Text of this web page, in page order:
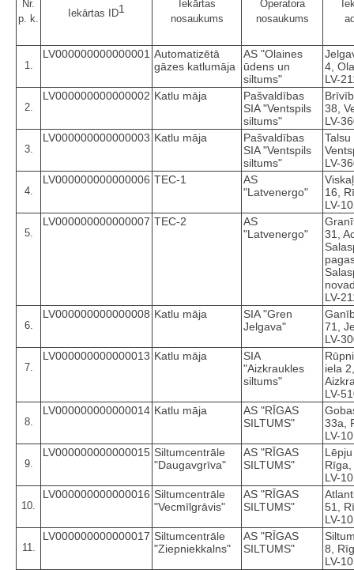
Nr.
p. k.
Iekārtas ID1
Iekārtas
nosaukums
Operatora
nosaukums
1.
LV000000000000001 Automatizētā
gāzes katlumāja
AS "Olaines
ūdens un
siltums"
4,
LV-
2.
LV000000000000002 Katlu māja
Pašvaldības
SIA "Ventspils
siltums"
38,
LV-
3.
LV000000000000003 Katlu māja
Pašvaldības
SIA "Ventspils
siltums"
LV-
4.
LV000000000000006 TEC-1
AS
"Latvenergo"
16,
LV-
5.
LV000000000000007 TEC-2
AS
"Latvenergo"
31,
LV-
6.
LV000000000000008 Katlu māja
SIA "Gren
Jelgava"
71,
LV-
7.
LV000000000000013 Katlu māja
SIA
"Aizkraukles
siltums"
iela 2,
LV-
8.
LV000000000000014 Katlu māja
AS "RĪGAS
SILTUMS"
33a,
LV-
9.
LV000000000000015 Siltumcentrāle
"Daugavgrīva"
AS "RĪGAS
SILTUMS"
Rīga,
LV-
10.
LV000000000000016 Siltumcentrāle
"Vecmīlgrāvis"
AS "RĪGAS
SILTUMS"
51,
LV-
11.
LV000000000000017 Siltumcentrāle
"Ziepniekkalns"
AS "RĪGAS
SILTUMS"
8,
LV-